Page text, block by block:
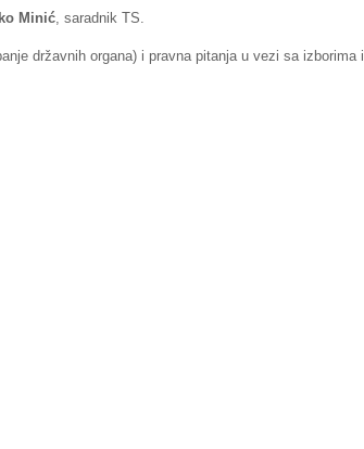
Minić , saradnik TS.
organa) i pravna pitanja u vezi sa izborima i